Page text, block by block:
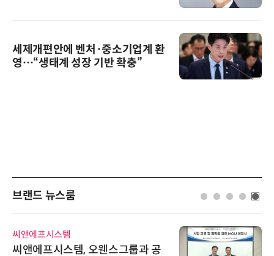
세제개편안에 벤처·중소기업계 환
영…“생태계 성장 기반 확충”
브랜드 뉴스룸
씨앤에프시스템
씨앤에프시스템, 오웬스그룹과 공